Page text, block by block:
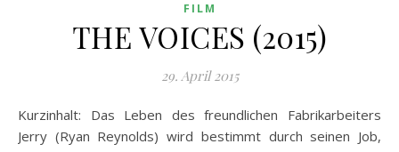
FILM
THE VOICES (2015)
29. April 2015
Kurzinhalt: Das Leben des freundlichen Fabrikarbeiters
Jerry (Ryan Reynolds) wird bestimmt durch seinen Job,